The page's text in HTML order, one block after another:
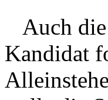
Auch die
Kandidat